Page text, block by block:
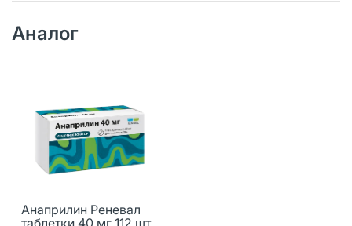
Аналог
Анаприлин Реневал
таблетки 40 мг 112 шт